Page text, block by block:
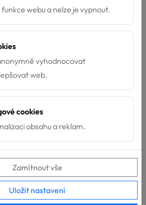
webu a nelze je vypnout.
vyhodnocovat
web.
cookies
obsahu a reklam.
Zamítnout vše
Uložit nastavení